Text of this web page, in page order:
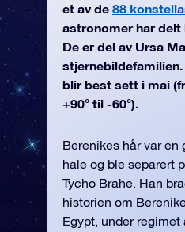
et av de 88
astronomer har delt
De er del av Ursa
blir best sett i mai
+90° til -60°).
Berenikes hår var en
hale og ble separert
Tycho Brahe. Han
historien om
Egypt, under regimet